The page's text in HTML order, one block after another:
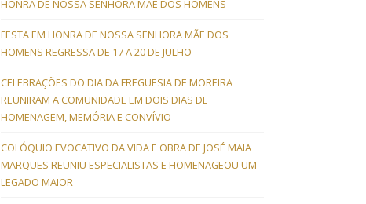
HONRA DE NOSSA SENHORA MÃE DOS HOMENS
FESTA EM HONRA DE NOSSA SENHORA MÃE DOS
HOMENS REGRESSA DE 17 A 20 DE JULHO
CELEBRAÇÕES DO DIA DA FREGUESIA DE MOREIRA
REUNIRAM A COMUNIDADE EM DOIS DIAS DE
HOMENAGEM, MEMÓRIA E CONVÍVIO
COLÓQUIO EVOCATIVO DA VIDA E OBRA DE JOSÉ MAIA
MARQUES REUNIU ESPECIALISTAS E HOMENAGEOU UM
LEGADO MAIOR